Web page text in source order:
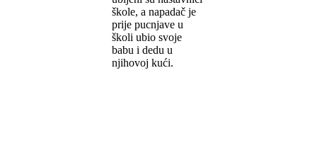
škole, a napadač je
prije pucnjave u
školi ubio svoje
babu i dedu u
njihovoj kući.